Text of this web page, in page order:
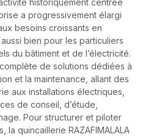
historiquement centrée
a progressivement élargi
besoins croissants en
bien pour les particuliers
du bâtiment et de l’électricité.
de solutions dédiées à
et la maintenance, allant des
aux installations électriques,
de conseil, d’étude,
Pour structurer et piloter
la quincaillerie RAZAFIMALALA